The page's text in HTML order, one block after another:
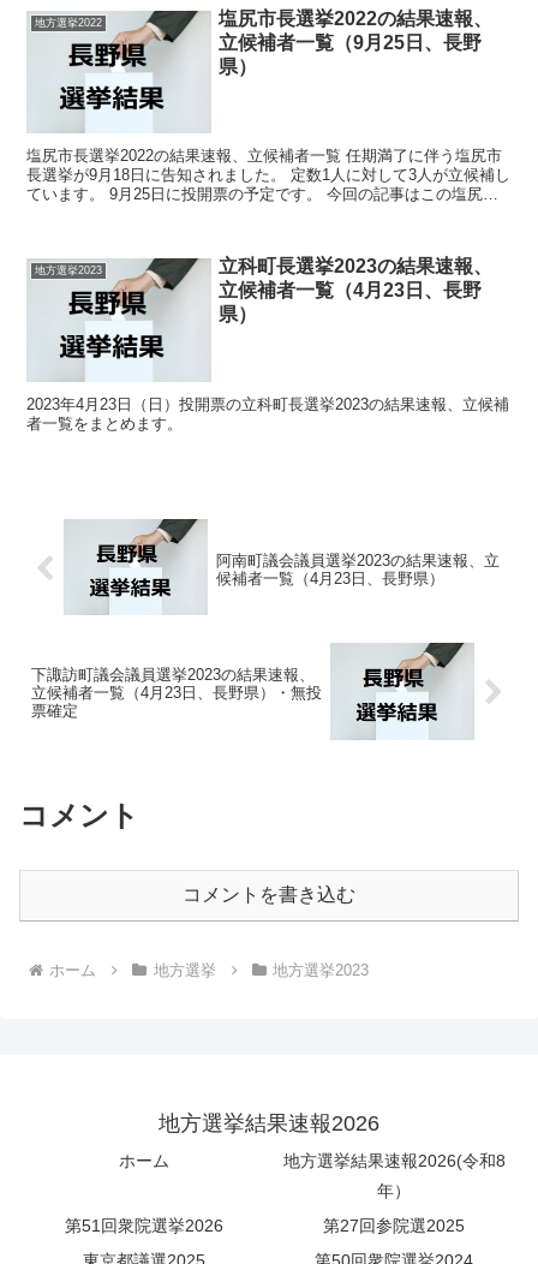
地方選挙2022
塩尻市長選挙2022の結果速報、
立候補者一覧（9月25日、長野
県）
塩尻市長選挙2022の結果速報、立候補者一覧 任期満了に伴う塩尻市
長選挙が9月18日に告知されました。 定数1人に対して3人が立候補し
ています。 9月25日に投開票の予定です。 今回の記事はこの塩尻市
地方選挙2023
立科町長選挙2023の結果速報、
立候補者一覧（4月23日、長野
県）
2023年4月23日（日）投開票の立科町長選挙2023の結果速報、立候補
者一覧をまとめます。
阿南町議会議員選挙2023の結果速報、立
候補者一覧（4月23日、長野県）
下諏訪町議会議員選挙2023の結果速報、
立候補者一覧（4月23日、長野県）・無投
票確定
コメント
コメントを書き込む
ホーム 地方選挙 地方選挙2023
地方選挙結果速報2026
ホーム
地方選挙結果速報2026(令和8
年）
第51回衆院選挙2026
第27回参院選2025